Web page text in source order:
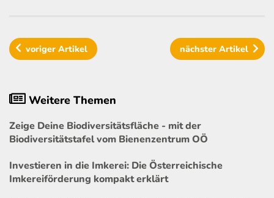
vorigerArtikel nächster Artikel
Weitere Themen
Zeige Deine Biodiversitätsfläche - mit der
Biodiversitätstafel vom Bienenzentrum OÖ
Investieren in die Imkerei: Die Österreichische
Imkereiförderung kompakt erklärt